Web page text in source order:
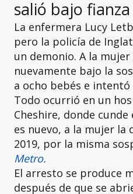
salió bajo fianza
La enfermera Lucy
pero la policía de
un demonio. A la
nuevamente bajo la
a ocho bebés e
Todo ocurrió en un
Cheshire, donde
es nuevo, a la mujer la
2019, por la misma
Metro.
El arresto se produce
después de que se